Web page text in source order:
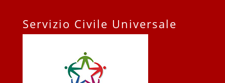
Servizio Civile Universale